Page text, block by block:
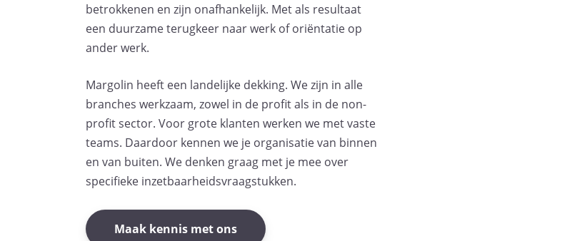
betrokkenen en zijn onafhankelijk. Met als resultaat
een duurzame terugkeer naar werk of oriëntatie op
ander werk.
Margolin heeft een landelijke dekking. We zijn in alle
branches werkzaam, zowel in de profit als in de non-
profit sector. Voor grote klanten werken we met vaste
teams. Daardoor kennen we je organisatie van binnen
en van buiten. We denken graag met je mee over
specifieke inzetbaarheidsvraagstukken.
Maak kennis met ons